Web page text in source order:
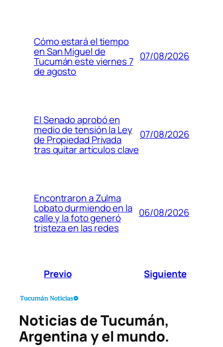
Cómo estará el tiempo
en San Miguel de
Tucumán este viernes 7
de agosto
07/08/2026
El Senado aprobó en
medio de tensión la Ley
de Propiedad Privada
tras quitar artículos clave
07/08/2026
Encontraron a Zulma
Lobato durmiendo en la
calle y la foto generó
tristeza en las redes
06/08/2026
Previo Siguiente
Noticias de Tucumán,
Argentina y el mundo.